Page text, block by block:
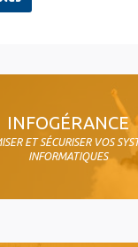
INFOGÉRANCE
ET SÉCURISER VOS
INFORMATIQUES